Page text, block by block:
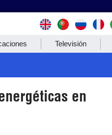
Televisión
en